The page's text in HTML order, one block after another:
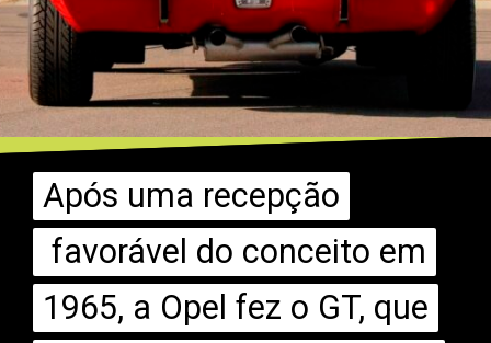
Após uma recepção
favorável do conceito em
1965, a Opel fez o GT, que
Após uma recepção
favorável do conceito em
1965, a Opel fez o GT, que